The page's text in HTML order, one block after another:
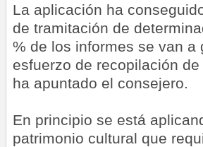
La aplicación ha
de tramitación de
% de los informes se van a
esfuerzo de recopilación
ha apuntado el consejero.
En principio se está
patrimonio cultural que